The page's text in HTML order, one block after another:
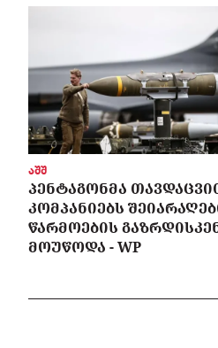
აშშ
ᲞᲔᲜᲢᲐᲒᲝᲜᲛᲐ
ᲙᲝᲛᲞᲐᲜᲘᲔᲑᲡ
ᲬᲐᲠᲛᲝᲔᲑᲘᲡ
ᲛᲝᲣᲬᲝᲓᲐ - WP